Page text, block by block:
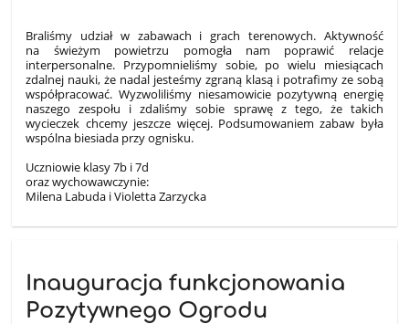
Braliśmy udział w zabawach i grach terenowych. Aktywność
na świeżym powietrzu pomogła nam poprawić relacje
interpersonalne. Przypomnieliśmy sobie, po wielu miesiącach
zdalnej nauki, że nadal jesteśmy zgraną klasą i potrafimy ze sobą
współpracować. Wyzwoliliśmy niesamowicie pozytywną energię
naszego zespołu i zdaliśmy sobie sprawę z tego, że takich
wycieczek chcemy jeszcze więcej. Podsumowaniem zabaw była
wspólna biesiada przy ognisku.
Uczniowie klasy 7b i 7d
oraz wychowawczynie:
Milena Labuda i Violetta Zarzycka
Inauguracja funkcjonowania
Pozytywnego Ogrodu